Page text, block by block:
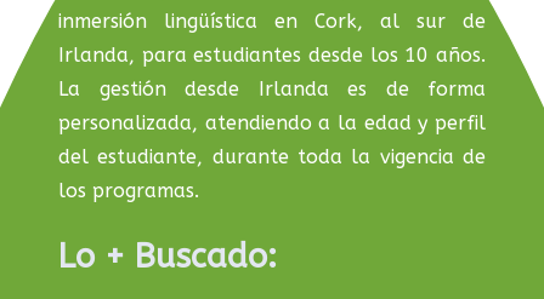
inmersión lingüística en Cork, al sur de
Irlanda, para estudiantes desde los 10 años.
La gestión desde Irlanda es de forma
personalizada, atendiendo a la edad y perfil
del estudiante, durante toda la vigencia de
los programas.
Lo + Buscado: